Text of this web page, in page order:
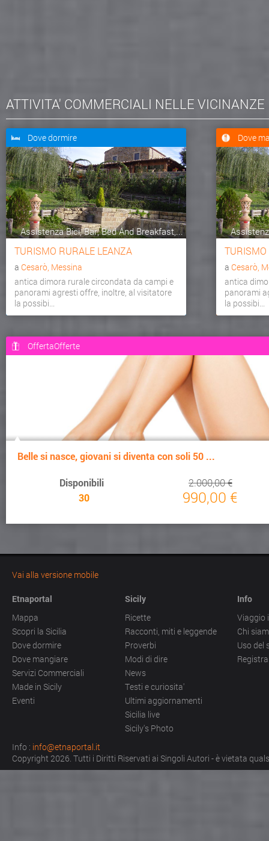
ATTIVITA' COMMERCIALI NELLE VICINANZE
Dove dormire
Assistenza Bici, Bar, Bed And Breakfast,...
TURISMO RURALE LEANZA
a Cesarò, Messina
antica dimora rurale circondata da campi e
panorami agresti offre, inoltre, al visitatore
la possibi...
Dove
TURISMO
a Cesarò,
antica
panorami
la possibi...
OffertaOfferte
Belle si nasce, giovani si diventa con soli 50 ...
Disponibili
30
2.000,00 €
990,00 €
Vai alla versione mobile
Etnaportal
Mappa
Scopri la Sicilia
Dove dormire
Dove mangiare
Servizi Commerciali
Made in Sicily
Eventi
Sicily
Ricette
Racconti, miti e leggende
Proverbi
Modi di dire
News
Testi e curiosita'
Ultimi aggiornamenti
Sicilia live
Sicily's Photo
Info
Viaggio
Chi
Uso del
Info : info@etnaportal.it
Copyright 2026. Tutti i Diritti Riservati ai Singoli Autori - è vietata